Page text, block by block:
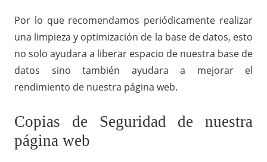
Por lo que recomendamos periódicamente realizar
una limpieza y optimización de la base de datos, esto
no solo ayudara a liberar espacio de nuestra base de
datos sino también ayudara a mejorar el
rendimiento de nuestra página web.
Copias de Seguridad de nuestra
página web